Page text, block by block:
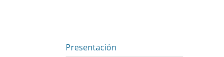
Presentación